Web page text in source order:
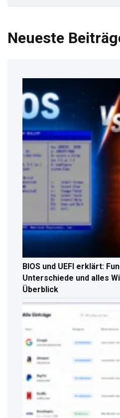
Neueste
BIOS und UEFI erklärt:
Unterschiede und alles
Überblick